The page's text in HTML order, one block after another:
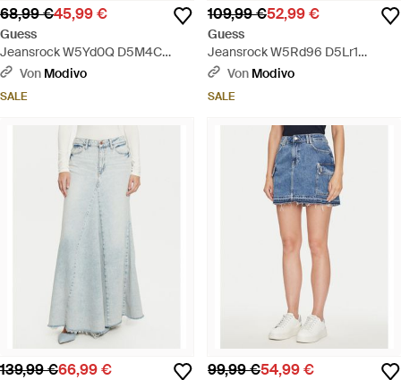
68,99 €45,99 €
Guess
Jeansrock W5Yd0Q D5M4C
Regular Fit - Blau
Von Modivo
SALE
109,99 €52,99 €
Guess
Jeansrock W5Rd96 D5Lr1
Regular Fit - Blau
Von Modivo
SALE
139,99 €66,99 € 99,99 €54,99 €